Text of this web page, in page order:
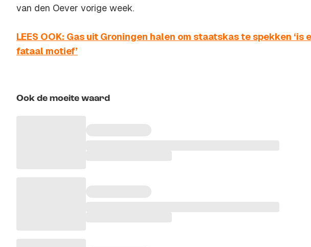
van den Oever vorige week.
LEES OOK: Gas uit Groningen halen om staatskas te spekken ‘is
fataal motief’
Ook de moeite waard